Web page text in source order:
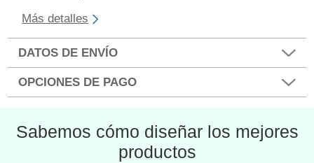
Más detalles
DATOS DE ENVÍO
OPCIONES DE PAGO
Sabemos cómo diseñar los mejores
productos